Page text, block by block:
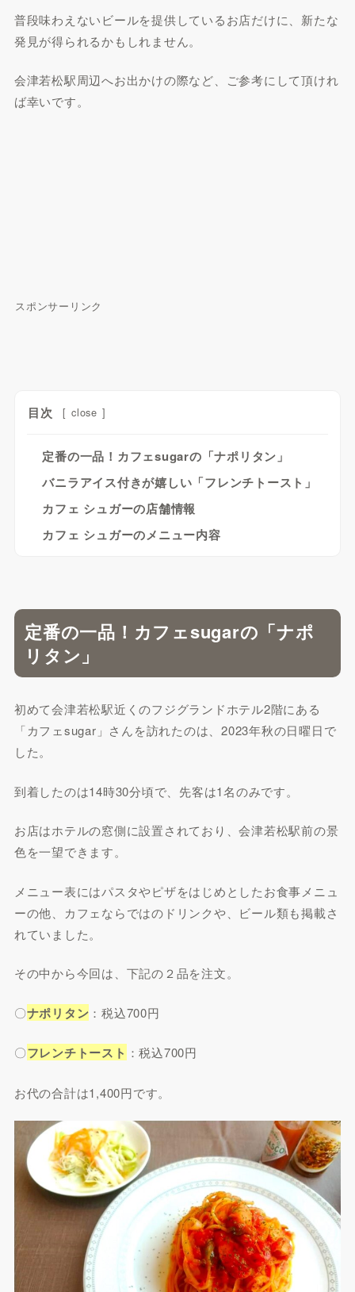
普段味わえないビールを提供しているお店だけに、新たな
発見が得られるかもしれません。
会津若松駅周辺へお出かけの際など、ご参考にして頂けれ
ば幸いです。
スポンサーリンク
目次 [ close ]
定番の一品！カフェsugarの「ナポリタン」
バニラアイス付きが嬉しい「フレンチトースト」
カフェ シュガーの店舗情報
カフェ シュガーのメニュー内容
定番の一品！カフェsugarの「ナポ
リタン」
初めて会津若松駅近くのフジグランドホテル2階にある
「カフェsugar」さんを訪れたのは、2023年秋の日曜日で
した。
到着したのは14時30分頃で、先客は1名のみです。
お店はホテルの窓側に設置されており、会津若松駅前の景
色を一望できます。
メニュー表にはパスタやピザをはじめとしたお食事メニュ
ーの他、カフェならではのドリンクや、ビール類も掲載さ
れていました。
その中から今回は、下記の２品を注文。
〇ナポリタン ：税込700円
〇フレンチトースト ：税込700円
お代の合計は1,400円です。